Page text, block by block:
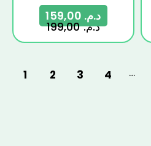
د.م.199,00
د.م.
1 2 3 4 …